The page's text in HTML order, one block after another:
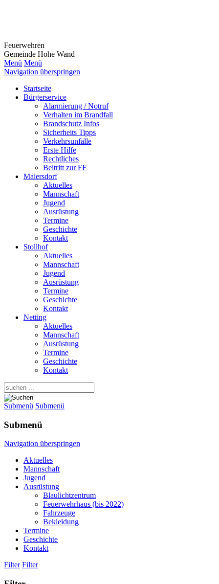
Feuerwehren
Gemeinde Hohe Wand
Menü Menü
Navigation überspringen
Startseite
Bürgerservice
Alarmierung / Notruf
Verhalten im Brandfall
Brandschutz Infos
Sicherheits Tipps
Verkehrsunfälle
Erste Hilfe
Rechtliches
Beitritt zur FF
Maiersdorf
Aktuelles
Mannschaft
Jugend
Ausrüstung
Termine
Geschichte
Kontakt
Stollhof
Aktuelles
Mannschaft
Jugend
Ausrüstung
Termine
Geschichte
Kontakt
Netting
Aktuelles
Mannschaft
Ausrüstung
Termine
Geschichte
Kontakt
Submenü Submenü
Submenü
Navigation überspringen
Aktuelles
Mannschaft
Jugend
Ausrüstung
Blaulichtzentrum
Feuerwehrhaus (bis 2022)
Fahrzeuge
Bekleidung
Termine
Geschichte
Kontakt
Filter Filter